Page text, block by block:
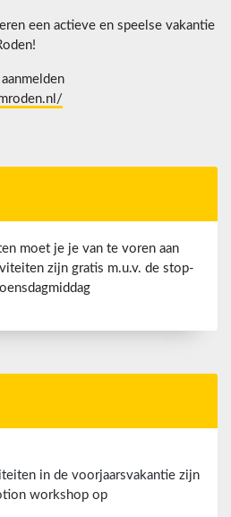
een actieve en speelse vakantie
moet je je van te voren aan
zijn gratis m.u.v. de stop-
in de voorjaarsvakantie zijn
workshop op